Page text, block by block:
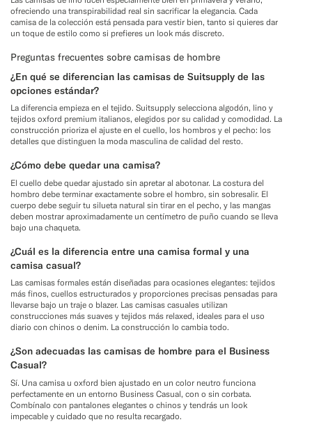
ofreciendo una transpirabilidad real sin sacrificar la elegancia. Cada
camisa de la colección está pensada para vestir bien, tanto si quieres dar
un toque de estilo como si prefieres un look más discreto.
Preguntas frecuentes sobre camisas de hombre
¿En qué se diferencian las camisas de Suitsupply de las
opciones estándar?
La diferencia empieza en el tejido. Suitsupply selecciona algodón, lino y
tejidos oxford premium italianos, elegidos por su calidad y comodidad. La
construcción prioriza el ajuste en el cuello, los hombros y el pecho: los
detalles que distinguen la moda masculina de calidad del resto.
¿Cómo debe quedar una camisa?
El cuello debe quedar ajustado sin apretar al abotonar. La costura del
hombro debe terminar exactamente sobre el hombro, sin sobresalir. El
cuerpo debe seguir tu silueta natural sin tirar en el pecho, y las mangas
deben mostrar aproximadamente un centímetro de puño cuando se lleva
bajo una chaqueta.
¿Cuál es la diferencia entre una camisa formal y una
camisa casual?
Las camisas formales están diseñadas para ocasiones elegantes: tejidos
más finos, cuellos estructurados y proporciones precisas pensadas para
llevarse bajo un traje o blazer. Las camisas casuales utilizan
construcciones más suaves y tejidos más relaxed, ideales para el uso
diario con chinos o denim. La construcción lo cambia todo.
¿Son adecuadas las camisas de hombre para el Business
Casual?
Sí. Una camisa u oxford bien ajustado en un color neutro funciona
perfectamente en un entorno Business Casual, con o sin corbata.
Combínalo con pantalones elegantes o chinos y tendrás un look
impecable y cuidado que no resulta recargado.